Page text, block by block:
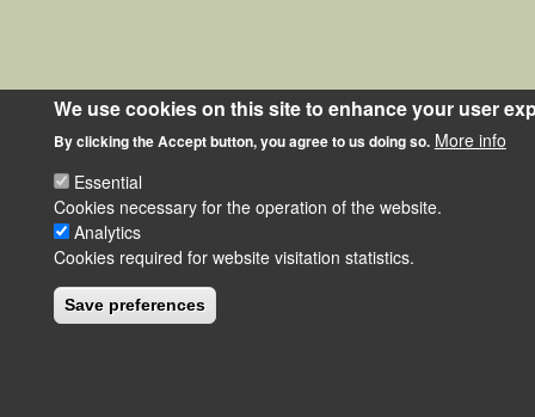
We use cookies on this site to enhance your user
By clicking the Accept button, you agree to us doing so. More info
Essential
Cookies necessary for the operation of the website.
Analytics
Cookies required for website visitation statistics.
Save preferences